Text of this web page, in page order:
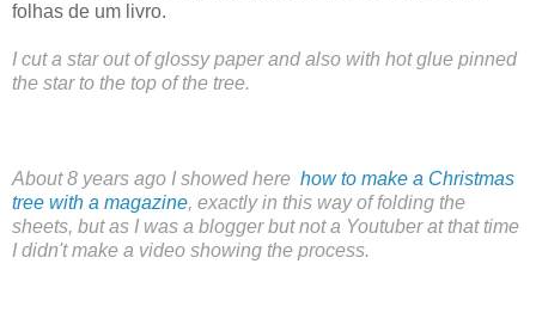
folhas de um livro.
I cut a star out of glossy paper and also with hot glue pinned
the star to the top of the tree.
About 8 years ago I showed here how to make a Christmas
tree with a magazine, exactly in this way of folding the
sheets, but as I was a blogger but not a Youtuber at that time
I didn't make a video showing the process.